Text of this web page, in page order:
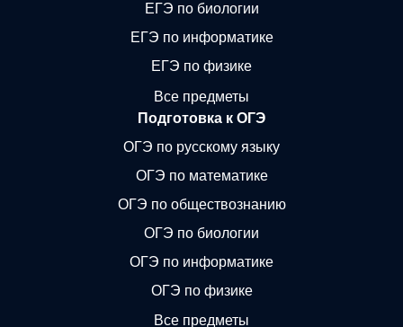
ЕГЭ по биологии
ЕГЭ по информатике
ЕГЭ по физике
Все предметы
Подготовка к ОГЭ
ОГЭ по русскому языку
ОГЭ по математике
ОГЭ по обществознанию
ОГЭ по биологии
ОГЭ по информатике
ОГЭ по физике
Все предметы